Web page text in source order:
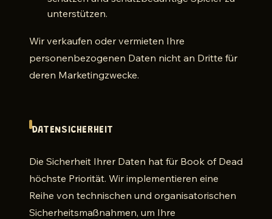
unterstützen.
Wir verkaufen oder vermieten Ihre
personenbezogenen Daten nicht an Dritte für
deren Marketingzwecke.
DATENSICHERHEIT
Die Sicherheit Ihrer Daten hat für Book of Dead
höchste Priorität. Wir implementieren eine
Reihe von technischen und organisatorischen
Sicherheitsmaßnahmen, um Ihre